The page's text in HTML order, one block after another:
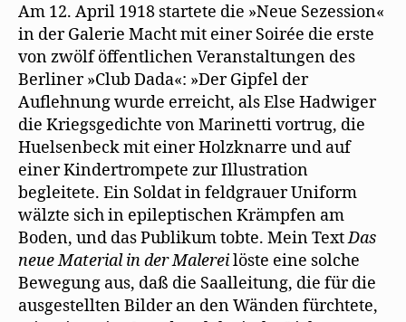
Am 12. April 1918 startete die »Neue Sezession«
in der Galerie Macht mit einer Soirée die erste
von zwölf öffentlichen Veranstaltungen des
Berliner »Club Dada«: »Der Gipfel der
Auflehnung wurde erreicht, als Else Hadwiger
die Kriegsgedichte von Marinetti vortrug, die
Huelsenbeck mit einer Holzknarre und auf
einer Kindertrompete zur Illustration
begleitete. Ein Soldat in feldgrauer Uniform
wälzte sich in epileptischen Krämpfen am
Boden, und das Publikum tobte. Mein TextDas
neue Material in der Malereilöste eine solche
Bewegung aus, daß die Saalleitung, die für die
ausgestellten Bilder an den Wänden fürchtete,